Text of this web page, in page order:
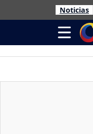
Noticias